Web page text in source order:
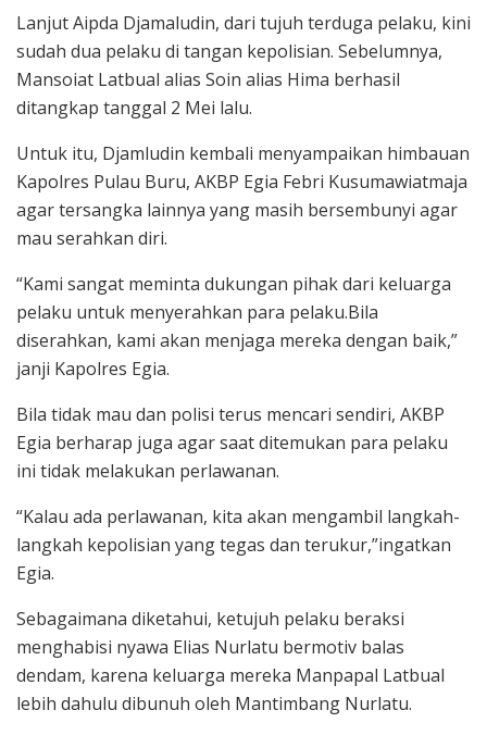
Lanjut Aipda Djamaludin, dari tujuh terduga pelaku, kini
sudah dua pelaku di tangan kepolisian. Sebelumnya,
Mansoiat Latbual alias Soin alias Hima berhasil
ditangkap tanggal 2 Mei lalu.
Untuk itu, Djamludin kembali menyampaikan himbauan
Kapolres Pulau Buru, AKBP Egia Febri Kusumawiatmaja
agar tersangka lainnya yang masih bersembunyi agar
mau serahkan diri.
“Kami sangat meminta dukungan pihak dari keluarga
pelaku untuk menyerahkan para pelaku.Bila
diserahkan, kami akan menjaga mereka dengan baik,”
janji Kapolres Egia.
Bila tidak mau dan polisi terus mencari sendiri, AKBP
Egia berharap juga agar saat ditemukan para pelaku
ini tidak melakukan perlawanan.
“Kalau ada perlawanan, kita akan mengambil langkah-
langkah kepolisian yang tegas dan terukur,”ingatkan
Egia.
Sebagaimana diketahui, ketujuh pelaku beraksi
menghabisi nyawa Elias Nurlatu bermotiv balas
dendam, karena keluarga mereka Manpapal Latbual
lebih dahulu dibunuh oleh Mantimbang Nurlatu.